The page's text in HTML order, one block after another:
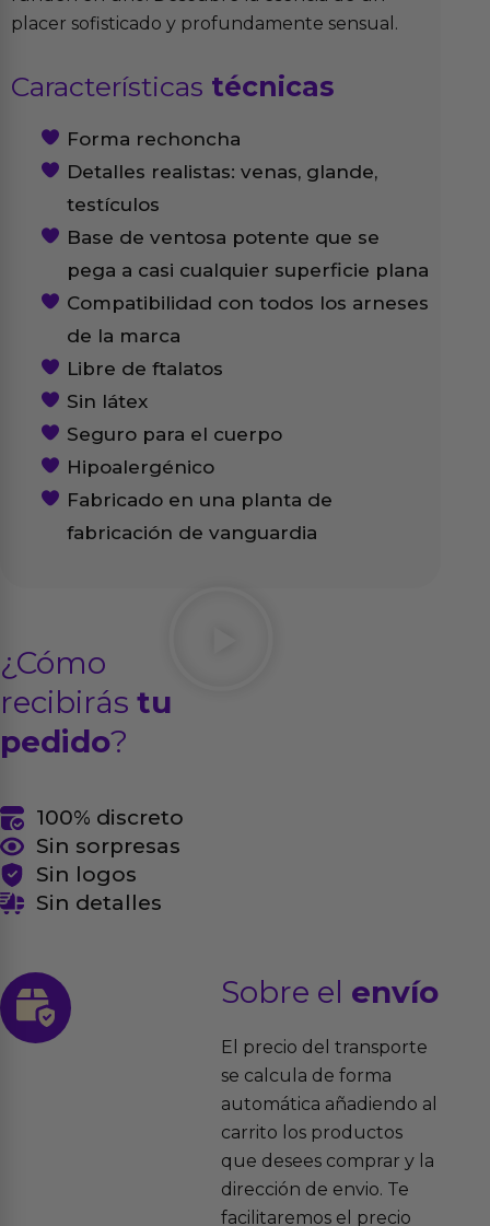
placer sofisticado y profundamente sensual.
Características técnicas
Forma rechoncha
Detalles realistas: venas, glande,
testículos
Base de ventosa potente que se
pega a casi cualquier superficie plana
Compatibilidad con todos los arneses
de la marca
Libre de ftalatos
Sin látex
Seguro para el cuerpo
Hipoalergénico
Fabricado en una planta de
fabricación de vanguardia
¿Cómo
recibirás tu
pedido?
100% discreto
Sin sorpresas
Sin logos
Sin detalles
Sobre el envío
El precio del transporte
se calcula de forma
automática añadiendo al
carrito los productos
que desees comprar y la
dirección de envio. Te
facilitaremos el precio